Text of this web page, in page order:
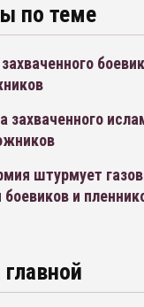
по теме
захваченного
штурмует
и